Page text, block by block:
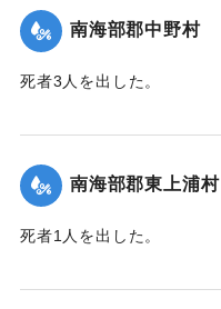
｜固有コード: 00481066
南海部郡中野村
死者3人を出した。
｜固有コード: 00481058
南海部郡東上浦村
死者1人を出した。